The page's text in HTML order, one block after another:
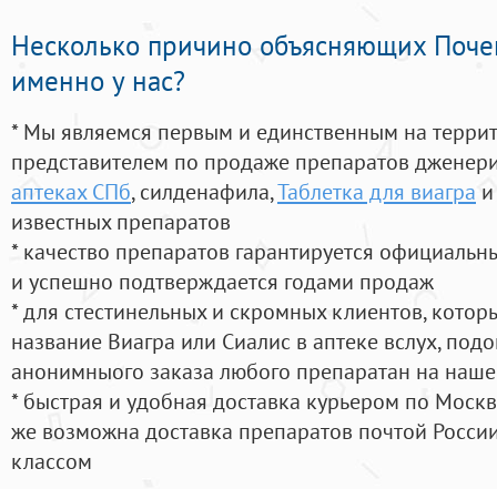
Несколько причино объясняющих
именно у нас?
* Мы являемся первым и единственным на
представителем по продаже препаратов
аптеках СПб, силденафила,Таблетка для виагра
известных препаратов
* качество препаратов гарантируется
и успешно подтверждается годами продаж
* для стестинельных и скромных клиентов,
название Виагра или Сиалис в аптеке вслух,
анонимныого заказа любого препаратан на
* быстрая и удобная доставка курьером по
же возможна доставка препаратов почтой
классом